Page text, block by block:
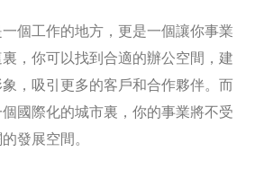
個工作的地方，更是一個讓你事業
，你可以找到合適的辦公空間，建
，吸引更多的客戶和合作夥伴。而
國際化的城市裏，你的事業將不受
發展空間。